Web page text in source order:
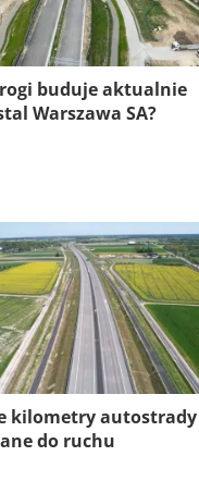
buduje aktualnie
Warszawa SA?
kilometry autostrady
do ruchu